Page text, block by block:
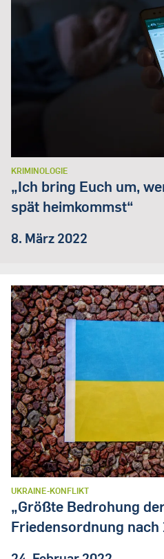
KRIMINOLOGIE
„Ich bring Euch um,
spät heimkommst“
8. März 2022
UKRAINE-KONFLIKT
„Größte Bedrohung
Friedensordnung nach